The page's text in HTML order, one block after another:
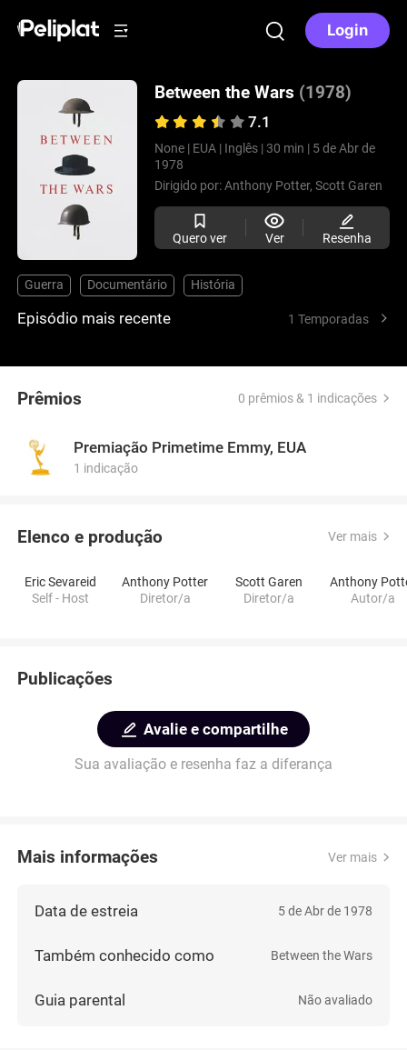
Login
Between the Wars (1978)
7.1
None | EUA | Inglês | 30 min | 5 de Abr de
1978
Dirigido por:Anthony Potter, Scott Garen
Quero ver Ver Resenha
Guerra Documentário História
Episódio mais recente 1 Temporadas
Prêmios 0 prêmios & 1 indicações
Premiação Primetime Emmy, EUA
1 indicação
Elenco e produção Ver mais
Eric Sevareid
Self - Host
Anthony Potter
Diretor/a
Scott Garen
Diretor/a
Anthony
Autor/a
Publicações
Avalie e compartilhe
Sua avaliação e resenha faz a diferança
Mais informações Ver mais
Data de estreia 5 de Abr de 1978
Também conhecido como Between the Wars
Guia parental Não avaliado